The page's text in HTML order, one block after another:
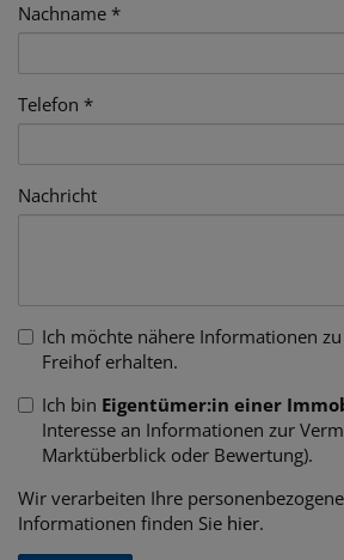
Nachname
Telefon
Nachricht
Ich möchte nähere Informationen
Freihof erhalten.
Ich bin Eigentümer:in einer
Interesse an Informationen zur
Marktüberblick oder Bewertung).
Wir verarbeiten Ihre
Informationen finden Sie hier.